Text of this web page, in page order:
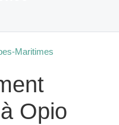
Maritimes
Opio